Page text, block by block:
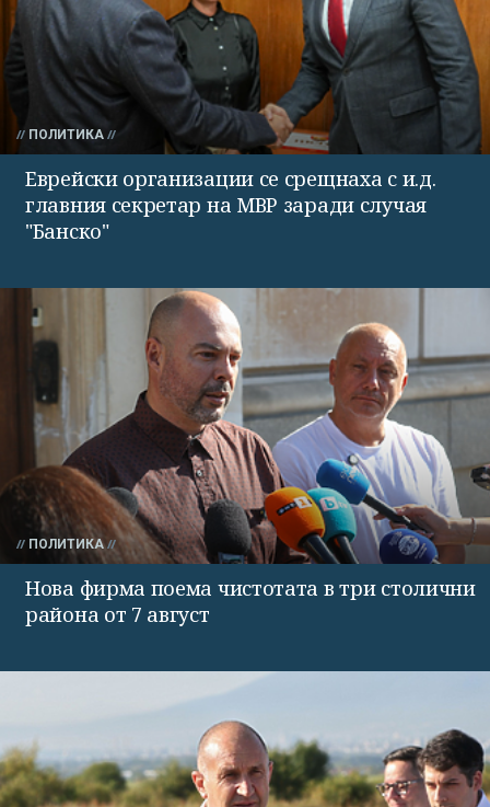
ПОЛИТИКА
Еврейски организации се срещнаха с и.д.
главния секретар на МВР заради случая
"Банско"
ПОЛИТИКА
Нова фирма поема чистотата в три столични
района от 7 август